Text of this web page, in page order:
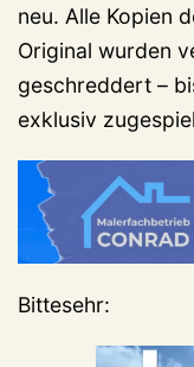
neu. Alle Kopien
Original wurden
geschreddert –
exklusiv
Bittesehr: